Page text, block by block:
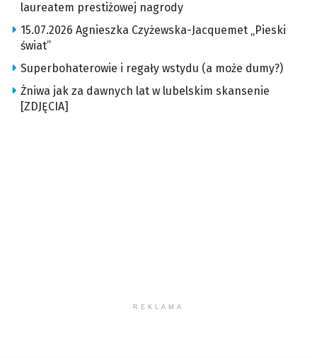
laureatem prestiżowej nagrody
15.07.2026 Agnieszka Czyżewska-Jacquemet „Pieski
świat”
Superbohaterowie i regały wstydu (a może dumy?)
Żniwa jak za dawnych lat w lubelskim skansenie
[ZDJĘCIA]
REKLAMA